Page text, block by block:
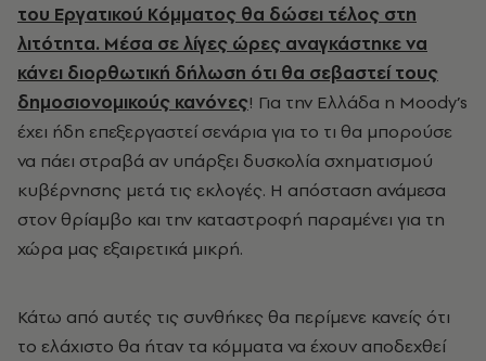
του Εργατικού Κόμματος θα δώσει τέλος στη
λιτότητα. Μέσα σε λίγες ώρες αναγκάστηκε να
κάνει διορθωτική δήλωση ότι θα σεβαστεί τους
δημοσιονομικούς κανόνες! Για την Ελλάδα η Moody’s
έχει ήδη επεξεργαστεί σενάρια για το τι θα μπορούσε
να πάει στραβά αν υπάρξει δυσκολία σχηματισμού
κυβέρνησης μετά τις εκλογές. Η απόσταση ανάμεσα
στον θρίαμβο και την καταστροφή παραμένει για τη
χώρα μας εξαιρετικά μικρή.
Κάτω από αυτές τις συνθήκες θα περίμενε κανείς ότι
το ελάχιστο θα ήταν τα κόμματα να έχουν αποδεχθεί